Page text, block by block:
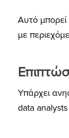
Αυτό μπορεί
με
Υπάρχει
data analysts